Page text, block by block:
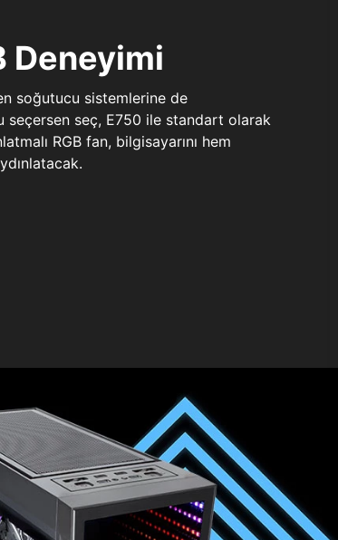
Deneyimi
soğutucu sistemlerine de
seçersen seç, E750 ile standart olarak
RGB fan, bilgisayarını hem